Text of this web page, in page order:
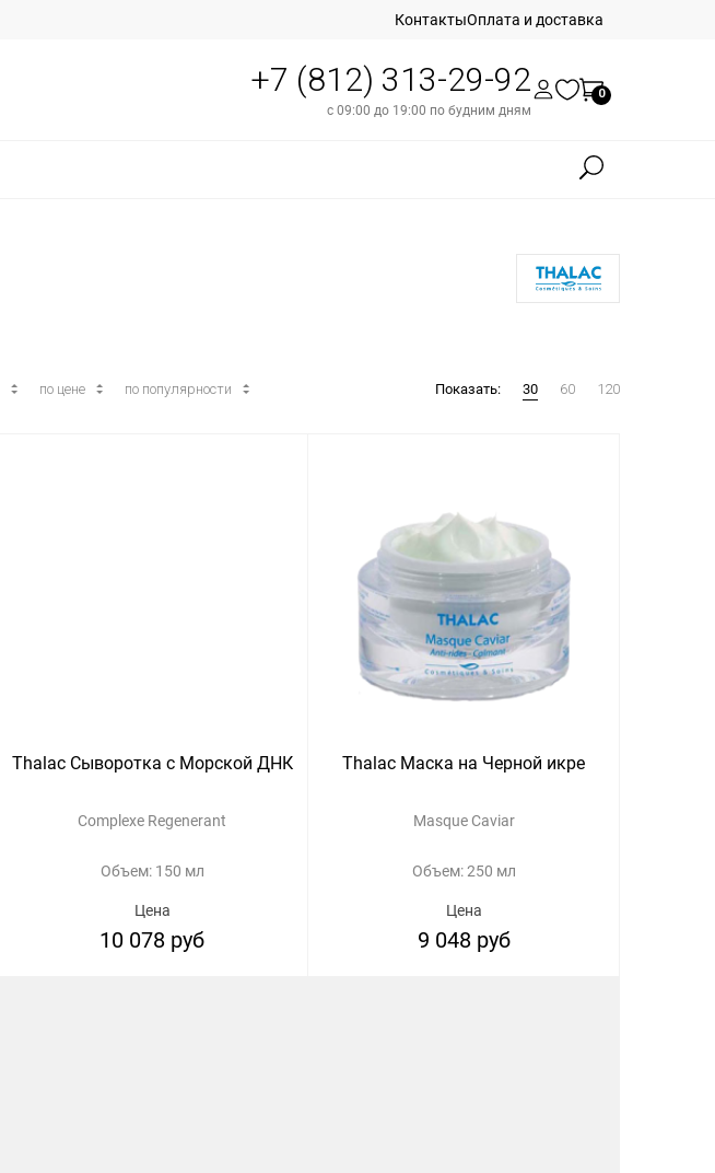
КонтактыОплата и доставка
+7 (812) 313-29-92
с 09:00 до 19:00 по будним дням
0
по цене по популярности Показать: 30 60 120
Thalac Сыворотка с Морской ДНК
Complexe Regenerant
Объем: 150 мл
Цена
10 078 руб
Thalac Маска на Черной икре
Masque Caviar
Объем: 250 мл
Цена
9 048 руб